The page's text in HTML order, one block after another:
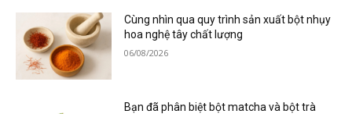
Cùng nhìn qua quy trình sản xuất bột nhụy
hoa nghệ tây chất lượng
06/08/2026
Bạn đã phân biệt bột matcha và bột trà